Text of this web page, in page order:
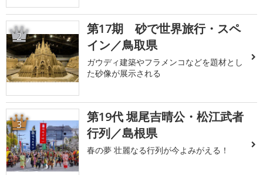
2
第17期 砂で世界旅行・スペ
イン／鳥取県
ガウディ建築やフラメンコなどを題材とし
た砂像が展示される
3
第19代 堀尾吉晴公・松江武者
行列／島根県
春の夢 壮麗なる行列が今よみがえる！